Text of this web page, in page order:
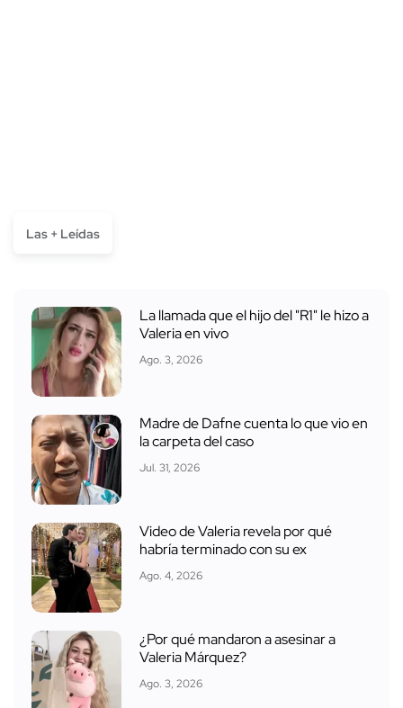
Las + Leídas
La llamada que el hijo del "R1" le hizo a
Valeria en vivo
Ago. 3, 2026
Madre de Dafne cuenta lo que vio en
la carpeta del caso
Jul. 31, 2026
Video de Valeria revela por qué
habría terminado con su ex
Ago. 4, 2026
¿Por qué mandaron a asesinar a
Valeria Márquez?
Ago. 3, 2026